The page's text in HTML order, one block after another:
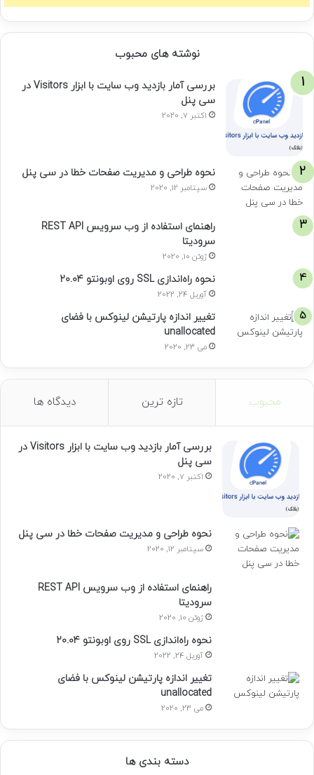
نوشته های محبوب
بررسی آمار بازدید وب سایت با ابزار Visitors در
سی پنل
اکتبر 7, 2020
نحوه طراحی و مدیریت صفحات خطا در سی پنل
سپتامبر 12, 2020
راهنمای استفاده از وب سرویس REST API
سرودیتا
ژوئن 10, 2020
نحوه راه‌اندازی SSL روی اوبونتو 20.04
آوریل 24, 2022
تغییر اندازه پارتیشن لینوکس با فضای
unallocated
می 23, 2020
محبوب تازه ترین دیدگاه ها
بررسی آمار بازدید وب سایت با ابزار Visitors در
سی پنل
اکتبر 7, 2020
نحوه طراحی و مدیریت صفحات خطا در سی پنل
سپتامبر 12, 2020
راهنمای استفاده از وب سرویس REST API
سرودیتا
ژوئن 10, 2020
نحوه راه‌اندازی SSL روی اوبونتو 20.04
آوریل 24, 2022
تغییر اندازه پارتیشن لینوکس با فضای
unallocated
می 23, 2020
دسته بندی ها